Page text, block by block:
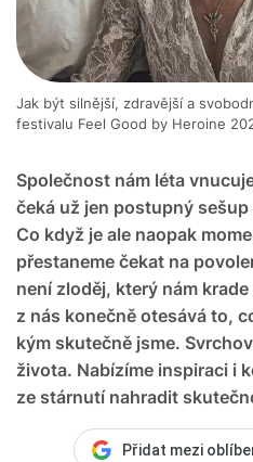
Společnost nám léta
čeká už jen postupný
Co když je ale naopak
přestaneme čekat na
není zloděj, který nám
z nás konečně otesává to,
kým skutečně jsme.
života. Nabízíme inspiraci i
ze stárnutí nahradit
Jak být silnější, zdravější a
festivalu Feel Good by Heroine
Přidat mezi